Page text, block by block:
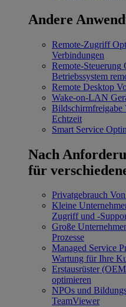
Andere
Remote-Zugriff
Verbindungen
Remote-Steuerung
Betriebssystem
Remote Desktop
Wake-on-LAN
Bildschirmfreigabe
Echtzeit
Smart Service
Nach
für
Privatgebrauch
Kleine
Zugriff und -
Große
Prozesse
Managed Service
Wartung für Ihre
Erstausrüster
optimieren
NPOs und
TeamViewer